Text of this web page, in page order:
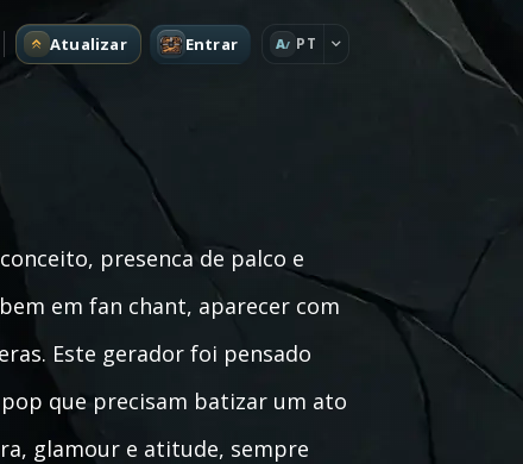
Atualizar Entrar A PT
presenca de palco e
em fan chant, aparecer com
Este gerador foi pensado
que precisam batizar um ato
glamour e atitude, sempre